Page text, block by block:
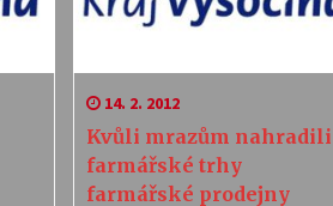
14. 2. 2012
Kvůli mrazům nahradili
farmářské trhy
farmářské prodejny